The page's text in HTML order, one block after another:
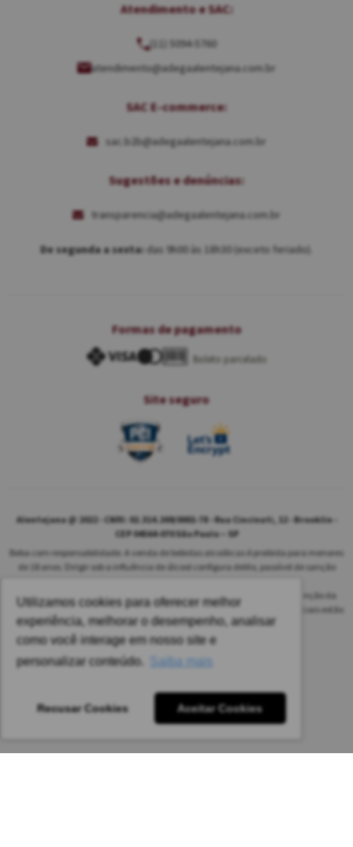
Utilizamos cookies para oferecer melhor
experiência, melhorar o desempenho, analisar
como você interage em nosso site e
personalizar conteúdo.
Saiba mais
Recusar Cookies Aceitar Cookies
Atendimento e SAC:
(11) 5094-5760
atendimento@adegaalentejana.com.br
SAC E-commerce:
sac.b2b@adegaalentejana.com.br
Sugestões e denúncias:
transparencia@adegaalentejana.com.br
De segunda a sexta: das 9h00 às 18h30 (exceto feriado).
Formas de pagamento
Boleto parcelado
Site seguro
Alentejana @ 2022 - CNPJ: 02.314.269/0001-78 - Rua Cincinati, 12 - Brooklin -
CEP 04564-070 São Paulo – SP
Beba com responsabilidade. A venda de bebidas alcoólicas é proibida para menores
de 18 anos. Dirigir sob a influência de álcool configura delito, passível de sanção
As safras dos vinhos poderão ser diferentes das informadas no site em função da
disponibilidade do nosso estoque. Alteração de preços e condições comerciais estão
sujeitas a alteração sem aviso prévio.
Pedido mínimo: R$ 1.650,00 para todas as regiões.
Imagens meramente ilustrativas.